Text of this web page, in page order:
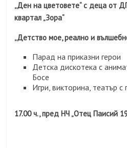
„Ден на цветовете“ с деца от
квартал „Зора“
„Детство мое, реално и
Парад на приказни герои
Детска дискотека с
Босе
Игри, викторина, театър с
17.00 ч., пред НЧ „Отец Паисий